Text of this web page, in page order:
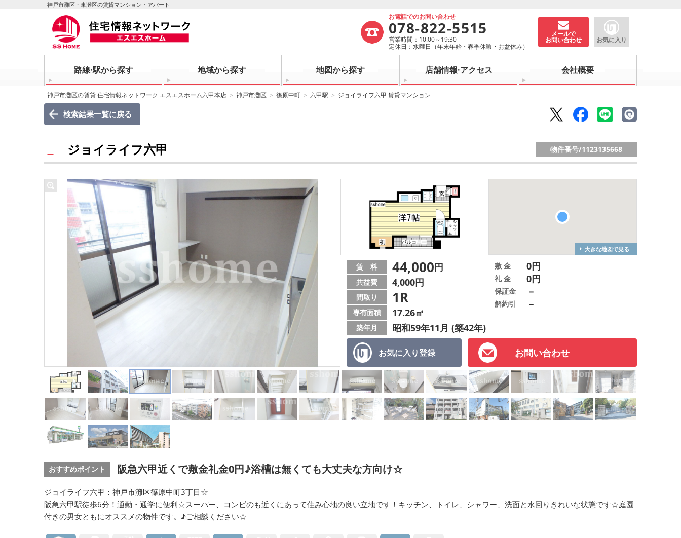
神戸市灘区・東灘区の賃貸マンション・アパート
お電話でのお問い合わせ
078-822-5515
営業時間：10:00～19:30
定休日：水曜日（年末年始・春季休暇・お盆休み）
メールで
お問い合わせ お気に入り
路線·駅から探す 地域から探す 地図から探す 店舗情報·アクセス 会社概要
神戸市灘区の賃貸 住宅情報ネットワーク エスエスホーム六甲本店 神戸市灘区 篠原中町 六甲駅 ジョイライフ六甲 賃貸マンション
検索結果一覧に戻る
ジョイライフ六甲 物件番号/1123135668
大きな地図で見る
お気に入り登録 お問い合わせ
賃 料 44,000円
共益費 4,000円
間取り 1R
専有面積 17.26㎡
築年月 昭和59年11月 (築42年)
敷 金 0円
礼 金 0円
保証金 －
解約引 －
おすすめポイント 阪急六甲近くで敷金礼金0円♪浴槽は無くても大丈夫な方向け☆
ジョイライフ六甲：神戸市灘区篠原中町3丁目☆
阪急六甲駅徒歩6分！通勤・通学に便利☆スーパー、コンビのも近くにあって住み心地の良い立地です！キッチン、トイレ、シャワー、洗面と水回りきれいな状態です☆庭園
付きの男女ともにオススメの物件です。♪ご相談ください☆